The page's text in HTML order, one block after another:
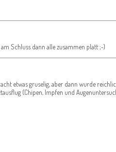
Schluss dann alle zusammen platt ;-)
etwas gruselig, aber dann wurde
(Chipen, Impfen und